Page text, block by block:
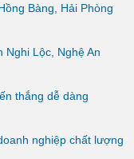
Bàng, Hải Phòng
Nghi Lộc, Nghệ An
thắng dễ dàng
nghiệp chất lượng